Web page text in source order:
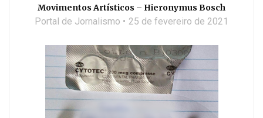
Movimentos Artísticos – Hieronymus Bosch
Portal de Jornalismo 25 de fevereiro de 2021